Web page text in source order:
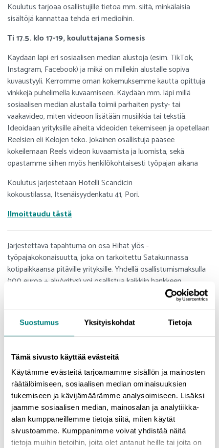
Suostumus Yksityiskohdat Tietoja
Tämä sivusto käyttää evästeitä
Käytämme evästeitä tarjoamamme sisällön ja mainosten
räätälöimiseen, sosiaalisen median ominaisuuksien
tukemiseen ja kävijämäärämme analysoimiseen. Lisäksi
jaamme sosiaalisen median, mainosalan ja analytiikka-
alan kumppaneillemme tietoja siitä, miten käytät
sivustoamme. Kumppanimme voivat yhdistää näitä
tietoja muihin tietoihin, joita olet antanut heille tai joita on
Koulutus tarjoaa osallistujille tietoa mm. siitä, minkälaisia
sisältöjä kannattaa tehdä eri medioihin.
Ti 17.5. klo 17-19, kouluttajana Somesis
Käydään läpi eri sosiaalisen median alustoja (esim. TikTok,
Instagram, Facebook) ja mikä on millekin alustalle sopiva
kuvaustyyli. Kerromme oman kokemuksemme kautta opittuja
vinkkejä puhelimella kuvaamiseen. Käydään mm. läpi millä
sosiaalisen median alustalla toimii parhaiten pysty- tai
vaakavideo, miten videoon lisätään musiikkia tai tekstiä.
Ideoidaan yrityksille aiheita videoiden tekemiseen ja opetellaan
Reelsien eli Kelojen teko. Jokainen osallistuja pääsee
kokeilemaan Reels videon kuvaamista ja luomista, sekä
opastamme siihen myös henkilökohtaisesti työpajan aikana
Koulutus järjestetään Hotelli Scandicin
kokoustilassa, Itsenäisyydenkatu 41, Pori.
Ilmoittaudu tästä
Järjestettävä tapahtuma on osa Hihat ylös -
työpajakokonaisuutta, joka on tarkoitettu Satakunnassa
kotipaikkaansa pitäville yrityksille. Yhdellä osallistumismaksulla
(100 euroa + alv/yritys) voi osallistua kaikkiin hankkeen
järjestämiin työpajoihin (noin 20 erilaista). Yrityksestä voi
osallistua useampi henkilö työpajoihin (1-3 hlöä/työpaja).
Työpajat ovat osa Palveluyritykset kriisistä kasvuun -hanketta,
jota rahoittaa Keski-Suomen ELY-keskus ESR-rahoituksella.
Lisätietoja:
Marja Suonvieri
marja.suonvieri@prizz.fi
044 3235 194